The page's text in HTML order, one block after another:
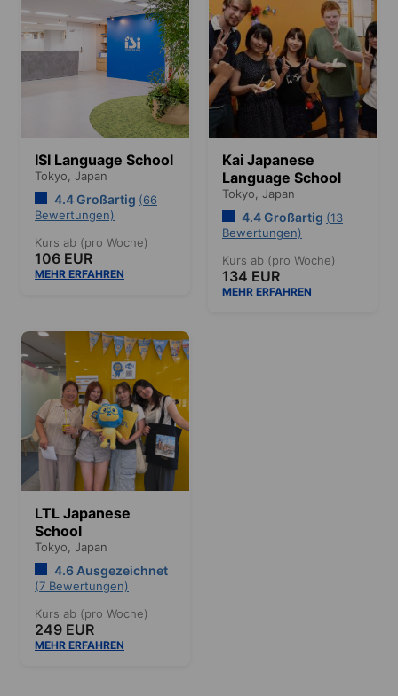
ISI Language School
Tokyo, Japan
4.4 Großartig (66
Bewertungen)
Kurs ab (pro Woche)
106 EUR
MEHR ERFAHREN
Kai Japanese
Language School
Tokyo, Japan
4.4 Großartig (13
Bewertungen)
Kurs ab (pro Woche)
134 EUR
MEHR ERFAHREN
LTL Japanese
School
Tokyo, Japan
4.6 Ausgezeichnet
(7 Bewertungen)
Kurs ab (pro Woche)
249 EUR
MEHR ERFAHREN